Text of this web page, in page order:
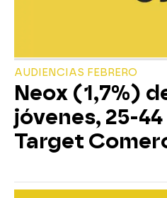
AUDIENCIAS FEBRERO
Neox (1,7%)
jóvenes, 25-
Target